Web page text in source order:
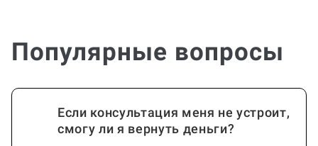
Популярные вопросы
Если консультация меня не устроит,
смогу ли я вернуть деньги?